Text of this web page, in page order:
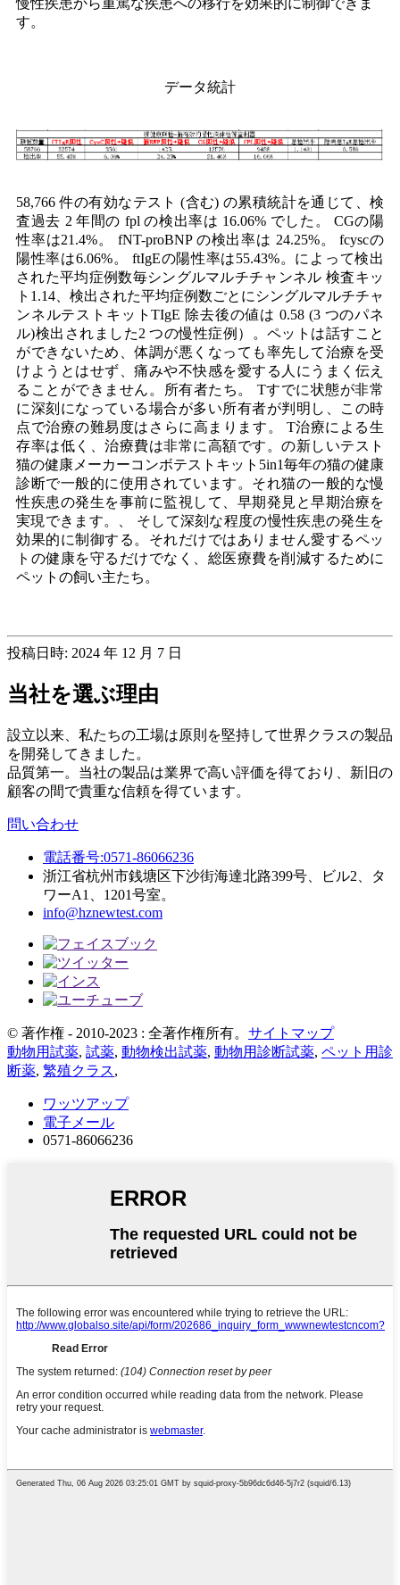
慢性疾患から重篤な疾患への移行を効果的に制御できま
す。
データ統計
58,766 件の有効なテスト (含む) の累積統計を通じて、 検
査過去 2 年間の fpl の検出率は 16.06% でした。 CGの陽
性率は21.4%。 fNT-proBNP の検出率は 24.25%。 fcyscの
陽性率は6.06%。 ftIgEの陽性率は55.43%。によって検出
された平均症例数毎シングルマルチチャンネル 検査キッ
ト 1.14、検出された平均症例数ごとに シングルマルチチャ
ンネルテストキットTIgE 除去後の値は 0.58 (3 つのパネ
ル)検出されました2 つの慢性症例）。ペットは話すこと
ができないため、体調が悪くなっても率先して治療を受
けようとはせず、痛みや不快感を愛する人にうまく伝え
ることができません。
所有者たち。 Tすでに状態が非常
に深刻になっている場合が多い所有者が判明し、この時
点で治療の難易度はさらに高まります 。 T治療による生
存率は低く、治療費は非常に高額です。の新しいテスト
猫の健康 メーカーコンボテストキット5in1毎年の猫の健康
診断で一般的に使用されています 。それ猫の一般的な慢
性疾患の発生を事前に監視して、早期発見と早期治療を
実現できます。
、 そして深刻な程度の慢性疾患の発生を
効果的に制御する 。それだけではありません愛するペッ
トの健康を守るだけでなく、 総医療費を削減するために
ペットの飼い主たち。
投稿日時: 2024 年 12 月 7 日
当社を選ぶ理由
設立以来、私たちの工場は原則を堅持して世界クラスの製品
を開発してきました。
品質第一。当社の製品は業界で高い評価を得ており、新旧の
顧客の間で貴重な信頼を得ています。
問い合わせ
電話番号:0571-86066236
浙江省杭州市銭塘区下沙街海達北路399号、ビル2、タ
ワーA1、1201号室。
info@hznewtest.com
© 著作権 - 2010-2023 : 全著作権所有。 サイトマップ
動物用試薬, 試薬, 動物検出試薬, 動物用診断試薬, ペット用診
断薬, 繁殖クラス,
ワッツアップ
電子メール
0571-86066236